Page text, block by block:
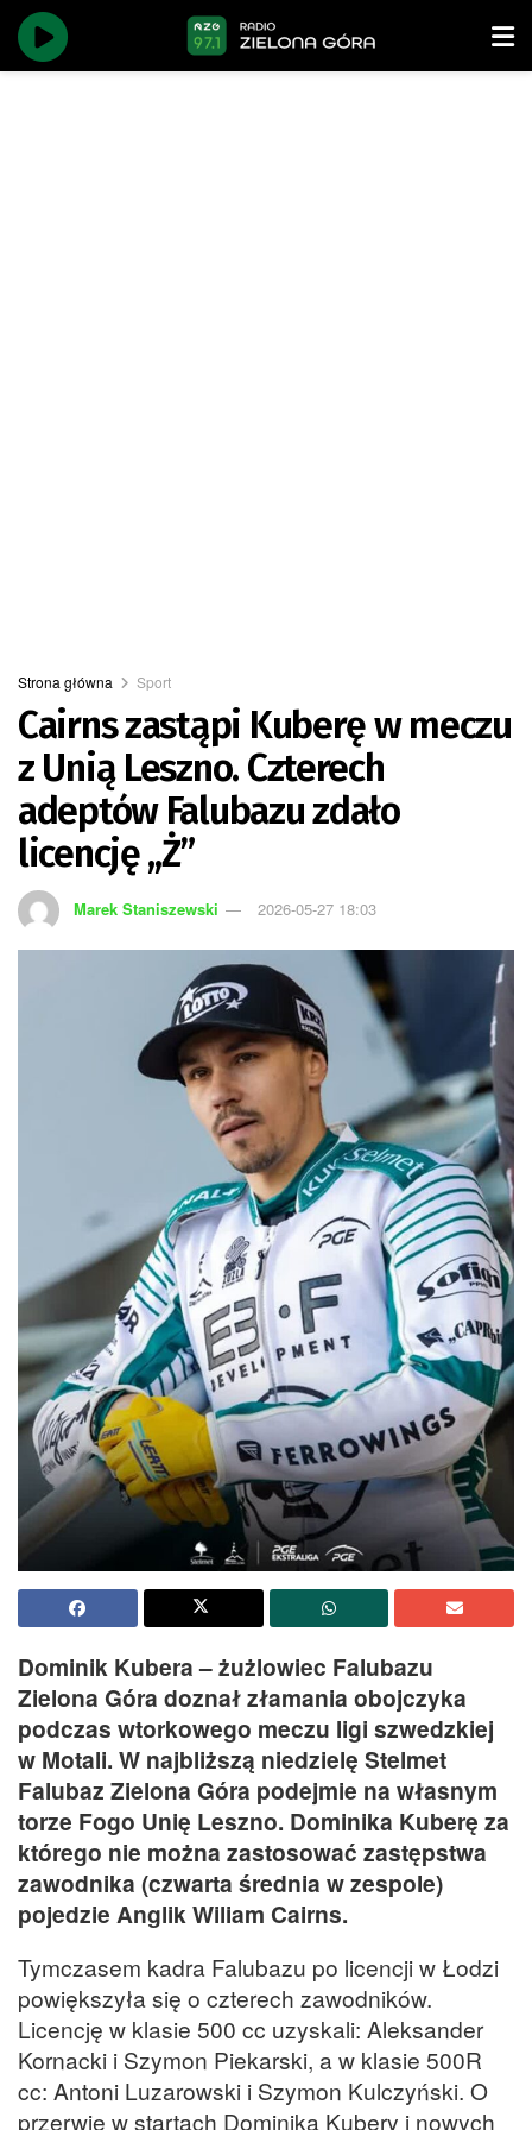
Strona główna Sport
Cairns zastąpi Kuberę w meczu
z Unią Leszno. Czterech
adeptów Falubazu zdało
licencję ,,Ż”
Marek Staniszewski 2026-05-27 18:03
Dominik Kubera – żużlowiec Falubazu
Zielona Góra doznał złamania obojczyka
podczas wtorkowego meczu ligi szwedzkiej
w Motali. W najbliższą niedzielę Stelmet
Falubaz Zielona Góra podejmie na własnym
torze Fogo Unię Leszno. Dominika Kuberę za
którego nie można zastosować zastępstwa
zawodnika (czwarta średnia w zespole)
pojedzie Anglik Wiliam Cairns.
Tymczasem kadra Falubazu po licencji w Łodzi
powiększyła się o czterech zawodników.
Licencję w klasie 500 cc uzyskali: Aleksander
Kornacki i Szymon Piekarski, a w klasie 500R
cc: Antoni Luzarowski i Szymon Kulczyński. O
przerwie w startach Dominika Kubery i nowych